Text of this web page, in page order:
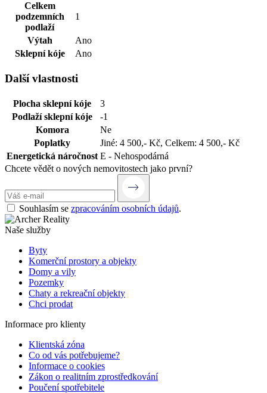
Celkem
podzemních
podlaží
1
Výtah
Ano
Sklepní kóje
Ano
Další vlastnosti
Plocha sklepní kóje
3
Podlaží sklepní kóje
-1
Komora
Ne
Poplatky
Jiné: 4 500,- Kč, Celkem: 4 500,- Kč
Energetická náročnost E - Nehospodárná
Chcete vědět o nových nemovitostech jako první?
Souhlasím se zpracováním osobních údajů.
Naše služby
Byty
Komerční prostory a objekty
Domy a vily
Pozemky
Chaty a rekreační objekty
Chci prodat
Informace pro klienty
Klientská zóna
Co od vás potřebujeme?
Informace o cookies
Zákon o realitním zprostředkování
Poučení spotřebitele